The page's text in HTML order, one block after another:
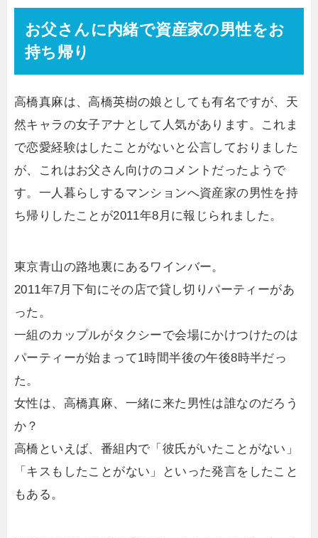
お父さんに内緒で資産家の男性をお
持ち帰り
高橋真麻は、高橋英樹の娘としても有名ですが、天
然キャラの女子アナとして人気があります。これま
で恋愛経験はしたことがないと公言しておりました
が、これはお父さん向けのコメントだったようで
す。一人暮らしするマンションへ資産家の男性を持
ち帰りしたことが2011年8月に報じられました。
東京青山の路地裏にあるワインバー。
2011年7月下旬にその店で貸し切りパーティーがあ
った。
一組のカップルがタクシーで会場にかけつけたのは
パーティーが始まって1時間半後の午後8時半だっ
た。
女性は、高橋真麻、一緒に来た男性は誰なのだろう
か？
高橋といえば、番組内で「彼氏がいたことがない」
「キスもしたことがない」といった発言をしたこと
もある。